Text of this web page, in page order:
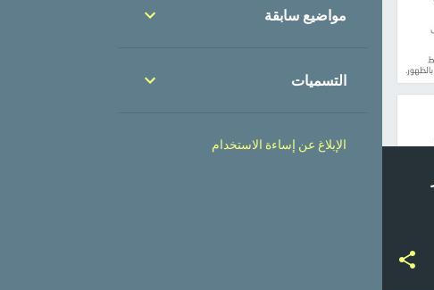
مواضيع سابقة
التسميات
الإبلاغ عن إساءة الاستخدام